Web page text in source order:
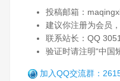
投稿邮箱：
建议你注册为会员
联系站长：QQ
验证时请注明“中国
加入QQ交流群：